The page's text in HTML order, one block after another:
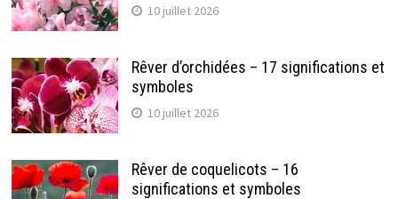
10 juillet 2026
Rêver d’orchidées – 17 significations et
symboles
10 juillet 2026
Rêver de coquelicots – 16
significations et symboles